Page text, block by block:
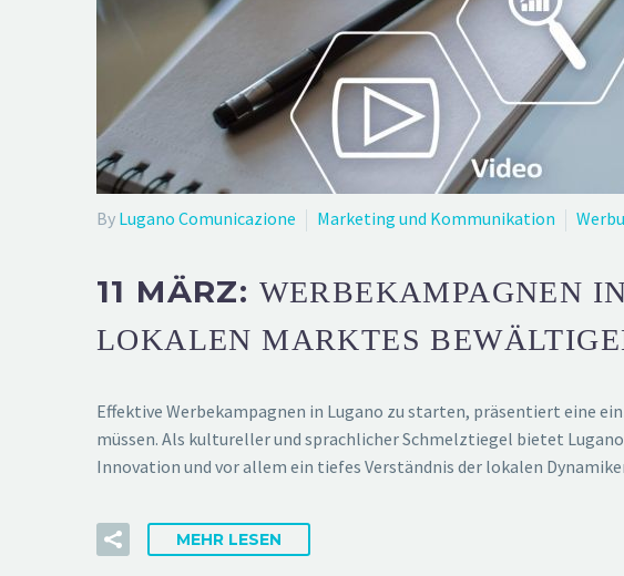
By Lugano Comunicazione Marketing und Kommunikation
11 MÄRZ: WERBEKAMPAGNEN
LOKALEN MARKTES
Effektive Werbekampagnen in Lugano zu starten, präsentiert eine
müssen. Als kultureller und sprachlicher Schmelztiegel bietet
Innovation und vor allem ein tiefes Verständnis der lokalen
MEHR LESEN